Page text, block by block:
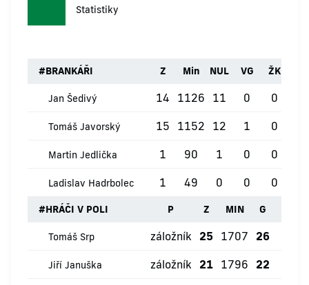
Statistiky
#BRANKÁŘI Z Min NUL VG ŽK
Jan Šedivý 14 1126 11 0 0
Tomáš Javorský 15 1152 12 1 0
Martin Jedlička 1 90 1 0 0
Ladislav Hadrbolec 1 49 0 0 0
#HRÁČI V POLI P Z MIN G
Tomáš Srp záložník 25 1707 26
Jiří Januška záložník 21 1796 22